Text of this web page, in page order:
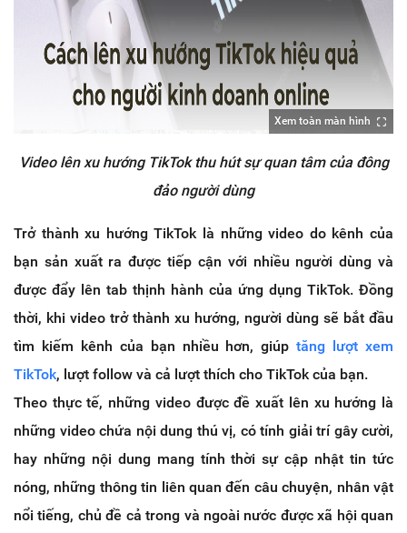
Xem toàn màn hình
Video lên xu hướng TikTok thu hút sự quan tâm của đông
đảo người dùng
Trở thành xu hướng TikTok là những video do kênh của
bạn sản xuất ra được tiếp cận với nhiều người dùng và
được đẩy lên tab thịnh hành của ứng dụng TikTok. Đồng
thời, khi video trở thành xu hướng, người dùng sẽ bắt đầu
tìm kiếm kênh của bạn nhiều hơn, giúptăng lượt xem
TikTok, lượt follow và cả lượt thích cho TikTok của bạn.
Theo thực tế, những video được đề xuất lên xu hướng là
những video chứa nội dung thú vị, có tính giải trí gây cười,
hay những nội dung mang tính thời sự cập nhật tin tức
nóng, những thông tin liên quan đến câu chuyện, nhân vật
nổi tiếng, chủ đề cả trong và ngoài nước được xã hội quan